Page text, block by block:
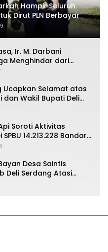
Hampir Seluruh
Dirut PLN Berbayar
Ir. M. Darbani
Menghindar dari
Politik
Ucapkan Selamat atas
dan Wakil Bupati Deli
Soroti Aktivitas
14.213.228 Bandar
Desa Saintis
Deli Serdang Atasi